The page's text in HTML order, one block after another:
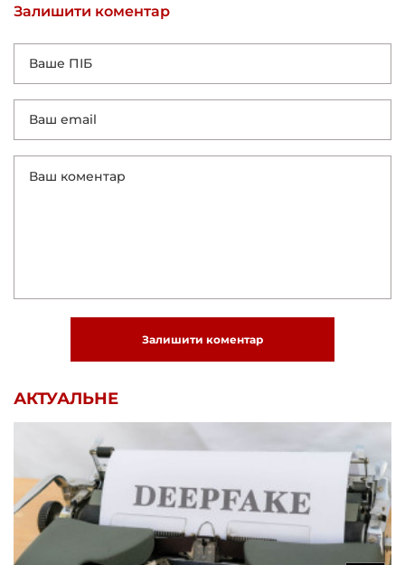
Залишити коментар
Залишити коментар
АКТУАЛЬНЕ